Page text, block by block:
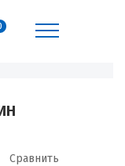
Сравнить